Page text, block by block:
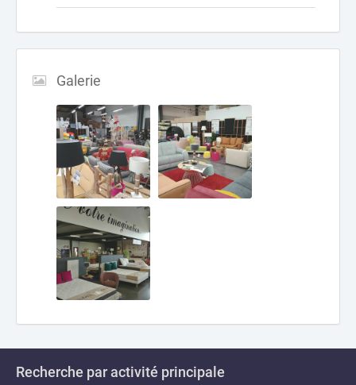
Galerie
Recherche par activité principale